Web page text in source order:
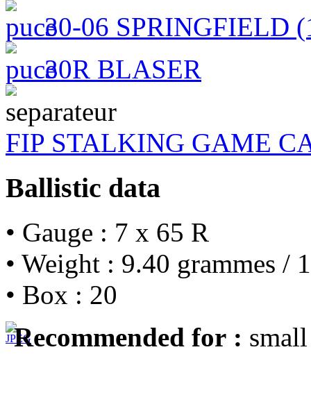
30-06 SPRINGFIELD
30R BLASER
FIP STALKING GAME
Ballistic data
• Gauge : 7 x 65 R
• Weight : 9.40 grammes /
• Box : 20
Recommended for :